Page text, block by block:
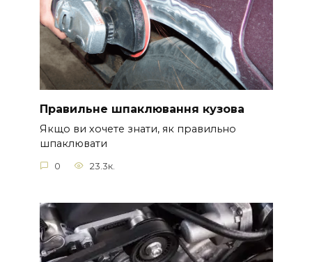
Правильне шпаклювання кузова
Якщо ви хочете знати, як правильно
шпаклювати
0 23.3к.